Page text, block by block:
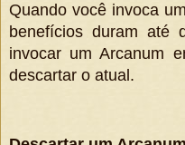
Quando você invoca
benefícios duram até
invocar um Arcanum
descartar o atual.